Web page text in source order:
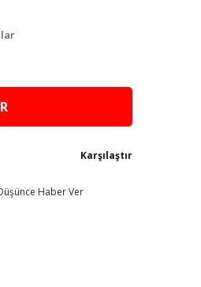
Karşılaştır
Haber Ver